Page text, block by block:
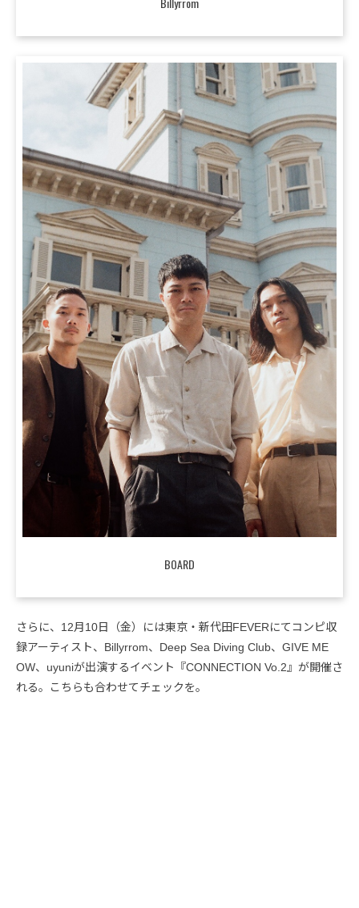
BOARD
さらに、12月10日（金）には東京・新代田FEVERにてコンピ収
録アーティスト、Billyrrom、Deep Sea Diving Club、GIVE ME
OW、uyuniが出演するイベント『CONNECTION Vo.2』が開催さ
れる。こちらも合わせてチェックを。